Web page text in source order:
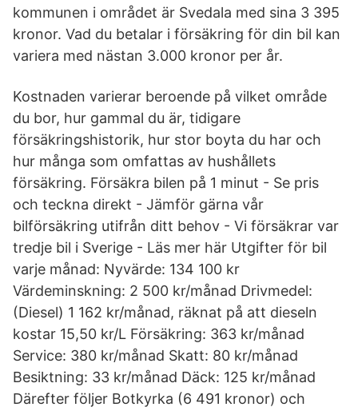
kommunen i området är Svedala med sina 3 395
kronor. Vad du betalar i försäkring för din bil kan
variera med nästan 3.000 kronor per år.
Kostnaden varierar beroende på vilket område
du bor, hur gammal du är, tidigare
försäkringshistorik, hur stor boyta du har och
hur många som omfattas av hushållets
försäkring. Försäkra bilen på 1 minut - Se pris
och teckna direkt - Jämför gärna vår
bilförsäkring utifrån ditt behov - Vi försäkrar var
tredje bil i Sverige - Läs mer här Utgifter för bil
varje månad: Nyvärde: 134 100 kr
Värdeminskning: 2 500 kr/månad Drivmedel:
(Diesel) 1 162 kr/månad, räknat på att dieseln
kostar 15,50 kr/L Försäkring: 363 kr/månad
Service: 380 kr/månad Skatt: 80 kr/månad
Besiktning: 33 kr/månad Däck: 125 kr/månad
Därefter följer Botkyrka (6 491 kronor) och